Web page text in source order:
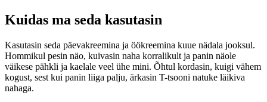
Kuidas ma seda kasutasin
Kasutasin seda päevakreemina ja öökreemina kuue nädala jooksul.
Hommikul pesin näo, kuivasin naha korralikult ja panin näole
väikese pähkli ja kaelale veel ühe mini. Õhtul kordasin, kuigi vähem
kogust, sest kui panin liiga palju, ärkasin T-tsooni natuke läikiva
nahaga.